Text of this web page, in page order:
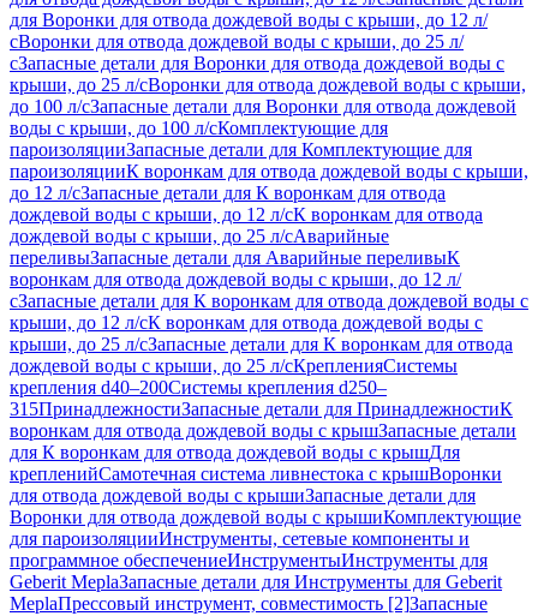
для Воронки для отвода дождевой воды с крыши, до 12 л/
сВоронки для отвода дождевой воды с крыши, до 25 л/
сЗапасные детали для Воронки для отвода дождевой воды с
крыши, до 25 л/сВоронки для отвода дождевой воды с крыши,
до 100 л/сЗапасные детали для Воронки для отвода дождевой
воды с крыши, до 100 л/сКомплектующие для
пароизоляцииЗапасные детали для Комплектующие для
пароизоляцииК воронкам для отвода дождевой воды с крыши,
до 12 л/сЗапасные детали для К воронкам для отвода
дождевой воды с крыши, до 12 л/сК воронкам для отвода
дождевой воды с крыши, до 25 л/сАварийные
переливыЗапасные детали для Аварийные переливыК
воронкам для отвода дождевой воды с крыши, до 12 л/
сЗапасные детали для К воронкам для отвода дождевой воды с
крыши, до 12 л/сК воронкам для отвода дождевой воды с
крыши, до 25 л/сЗапасные детали для К воронкам для отвода
дождевой воды с крыши, до 25 л/сКрепленияСистемы
крепления d40–200Системы крепления d250–
315ПринадлежностиЗапасные детали для ПринадлежностиК
воронкам для отвода дождевой воды с крышЗапасные детали
для К воронкам для отвода дождевой воды с крышДля
крепленийСамотечная система ливнестока с крышВоронки
для отвода дождевой воды с крышиЗапасные детали для
Воронки для отвода дождевой воды с крышиКомплектующие
для пароизоляцииИнструменты, сетевые компоненты и
программное обеспечениеИнструментыИнструменты для
Geberit MeplaЗапасные детали для Инструменты для Geberit
MeplaПрессовый инструмент, совместимость [2]Запасные